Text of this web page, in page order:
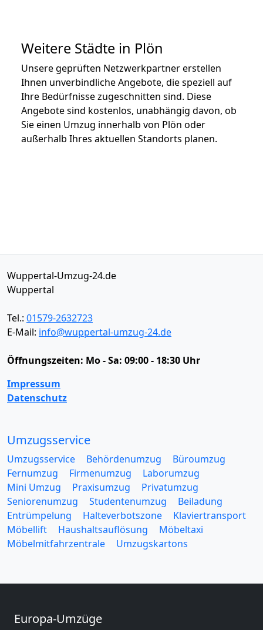
Weitere Städte in Plön
Unsere geprüften Netzwerkpartner erstellen
Ihnen unverbindliche Angebote, die speziell auf
Ihre Bedürfnisse zugeschnitten sind. Diese
Angebote sind kostenlos, unabhängig davon, ob
Sie einen Umzug innerhalb von Plön oder
außerhalb Ihres aktuellen Standorts planen.
Wuppertal-Umzug-24.de
Wuppertal
Tel.: 01579-2632723
E-Mail: info@wuppertal-umzug-24.de
Öffnungszeiten: Mo - Sa: 09:00 - 18:30 Uhr
Impressum
Datenschutz
Umzugsservice
Umzugsservice Behördenumzug
Büroumzug
Fernumzug
Firmenumzug
Laborumzug
Mini Umzug
Praxisumzug
Privatumzug
Seniorenumzug
Studentenumzug
Beiladung
Entrümpelung
Halteverbotszone
Klaviertransport
Möbellift
Haushaltsauflösung
Möbeltaxi
Möbelmitfahrzentrale
Umzugskartons
Europa-Umzüge